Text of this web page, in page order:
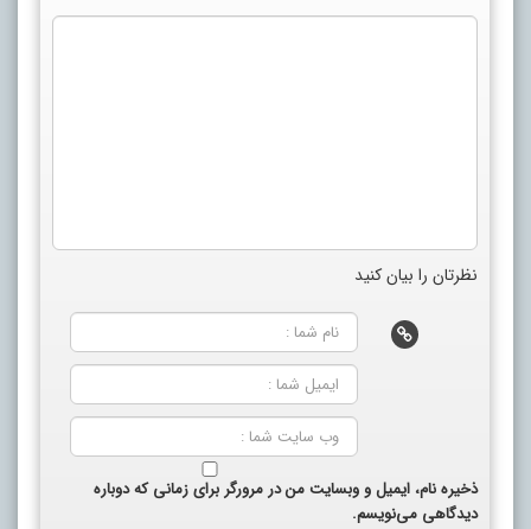
نظرتان را بیان کنید
ذخیره نام، ایمیل و وبسایت من در مرورگر برای زمانی که دوباره
دیدگاهی می‌نویسم.